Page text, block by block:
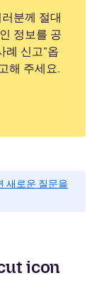
분께 절대
정보를 공
례 신고"옵
해 주세요.
새로운 질문을
icon